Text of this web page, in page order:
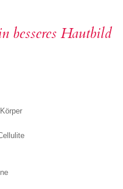
besseres Hautbild